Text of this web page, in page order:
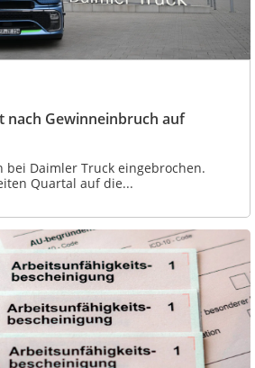
nach Gewinneinbruch auf
bei Daimler Truck eingebrochen.
Quartal auf die...